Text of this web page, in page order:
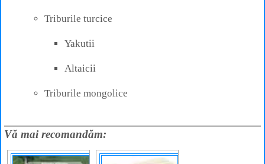
Triburile turcice
Yakutii
Altaicii
Triburile mongolice
Vă mai recomandăm: